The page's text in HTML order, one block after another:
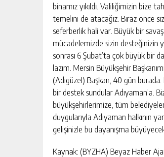
binamız yıkıldı. Valiliğimizin bize
temelini de atacağız. Biraz önce
seferberlik hali var. Büyük bir
mücadelemizde sizin desteğinizin
sonrası 6 Şubat’ta çok büyük bir
lazım. Mersin Büyükşehir
(Adıgüzel) Başkan, 40 gün
bir destek sundular Adıyaman’a.
büyükşehirlerimize, tüm
duygularıyla Adıyaman halkının
gelişinizle bu dayanışma
Kaynak: (BYZHA) Beyaz Haber